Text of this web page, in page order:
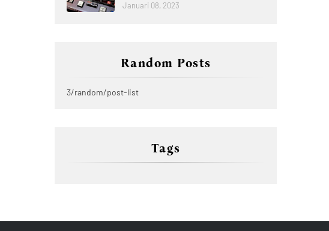
Januari 08, 2023
Random Posts
3/random/post-list
Tags